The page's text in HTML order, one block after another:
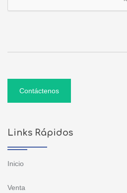
Contáctenos
Links Rápidos
Inicio
Venta